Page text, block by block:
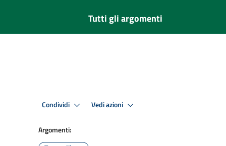
Tutti gli argomenti
Condividi Vedi azioni
Argomenti: